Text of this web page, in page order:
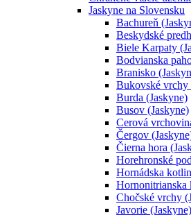
Jaskyne na Slovensku
Bachureň
Beskydské
Biele Karpaty
Bodvianska
Branisko
Bukovské vrchy
Burda (Jaskyne)
Busov (Jaskyne)
Cerová
Čergov
Čierna hora
Horehronské
Hornádska
Hornonitrianska
Chočské vrchy
Javorie (Jaskyne)